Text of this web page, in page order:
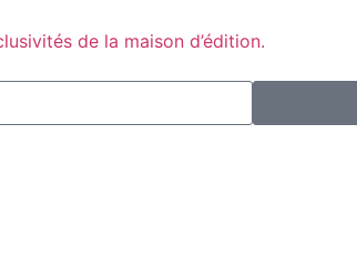
de la maison d’édition.